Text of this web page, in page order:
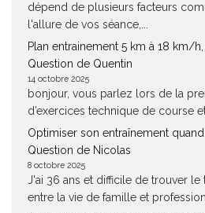
dépend de plusieurs facteurs
l'allure de vos séance,...
Plan entrainement 5 km à 18 km/
Question de Quentin
14 octobre 2025
bonjour, vous parlez lors de la
d’exercices technique de course
Optimiser son entraînement
Question de Nicolas
8 octobre 2025
J'ai 36 ans et difficile de trouver
entre la vie de famille et